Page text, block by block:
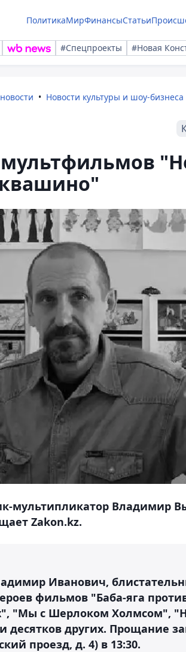
ПолитикаМирФинансыСтатьи
#Спецпроекты #Новая
Новости культуры и шоу-бизнеса
мультипликатор Владимир
Zakon.kz.
Иванович,
фильмов "Баба-яга
"Мы с Шерлоком Холмсом",
других. Прощание
проезд, д. 4) в 13:30.